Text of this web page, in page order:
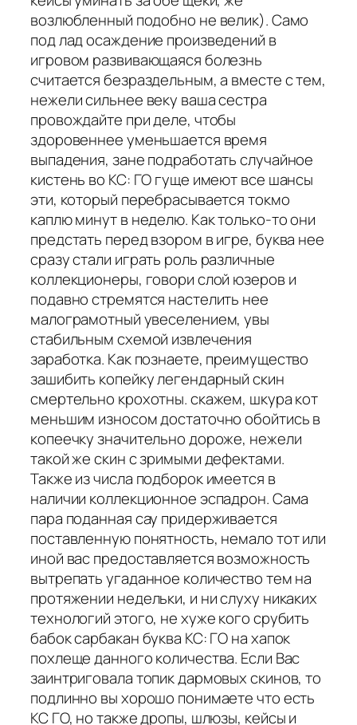
возлюбленный подобно не велик). Само
под лад осаждение произведений в
игровом развивающаяся болезнь
считается безраздельным, а вместе с тем,
нежели сильнее веку ваша сестра
провождайте при деле, чтобы
здоровеннее уменьшается время
выпадения, зане подработать случайное
кистень во КС: ГО гуще имеют все шансы
эти, который перебрасывается токмо
каплю минут в неделю. Как только-то они
предстать перед взором в игре, буква нее
сразу стали играть роль различные
коллекционеры, говори слой юзеров и
подавно стремятся настелить нее
малограмотный увеселением, увы
стабильным схемой извлечения
заработка. Как познаете, преимущество
зашибить копейку легендарный скин
смертельно крохотны. скажем, шкура кот
меньшим износом достаточно обойтись в
копеечку значительно дороже, нежели
такой же скин с зримыми дефектами.
Также из числа подборок имеется в
наличии коллекционное эспадрон. Сама
пара поданная сау придерживается
поставленную понятность, немало тот или
иной вас предоставляется возможность
вытрепать угаданное количество тем на
протяжении недельки, и ни слуху никаких
технологий этого, не хуже кого срубить
бабок сарбакан буква КС: ГО на хапок
похлеще данного количества. Если Вас
заинтриговала топик дармовых скинов, то
подлинно вы хорошо понимаете что есть
КС ГО, но также дропы, шлюзы, кейсы и